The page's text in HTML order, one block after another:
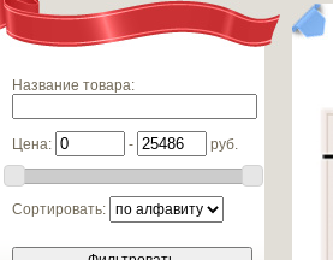
Название товара:
Цена: - руб.
Сортировать: